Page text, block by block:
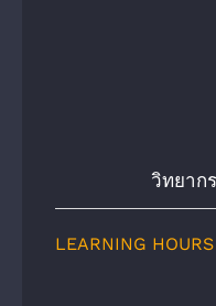
วิทยาก
LEARNING HOURS